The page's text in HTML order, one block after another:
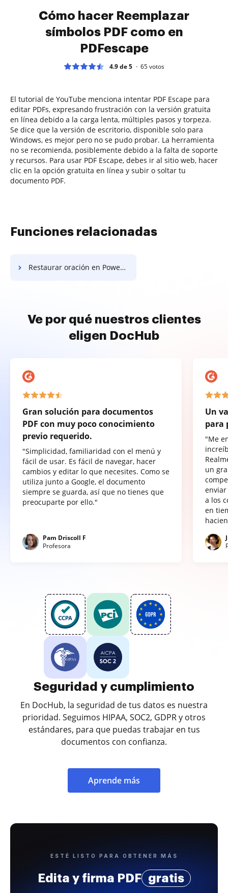
Cómo hacer Reemplazar
símbolos PDF como en
PDFescape
4.9 de 5 65votos
El tutorial de YouTube menciona intentar PDF Escape para
editar PDFs, expresando frustración con la versión gratuita
en línea debido a la carga lenta, múltiples pasos y torpeza.
Se dice que la versión de escritorio, disponible solo para
Windows, es mejor pero no se pudo probar. La herramienta
no se recomienda, posiblemente debido a la falta de soporte
y recursos. Para usar PDF Escape, debes ir al sitio web, hacer
clic en la opción gratuita en línea y subir o soltar tu
documento PDF.
Funciones relacionadas
Restaurar oración en PowerPoint
Ve por qué nuestros clientes
eligen DocHub
Gran solución para documentos
PDF con muy poco conocimiento
previo requerido.
"Simplicidad, familiaridad con el menú y
fácil de usar. Es fácil de navegar, hacer
cambios y editar lo que necesites. Como se
utiliza junto a Google, el documento
siempre se guarda, así que no tienes que
preocuparte por ello."
Pam Driscoll F
Profesora
Un
para
"Me
un
a los
en
Seguridad y cumplimiento
En DocHub, la seguridad de tus datos es nuestra
prioridad. Seguimos HIPAA, SOC2, GDPR y otros
estándares, para que puedas trabajar en tus
documentos con confianza.
Aprende más
ESTÉ LISTO PARA OBTENER MÁS
Edita y firma PDF gratis